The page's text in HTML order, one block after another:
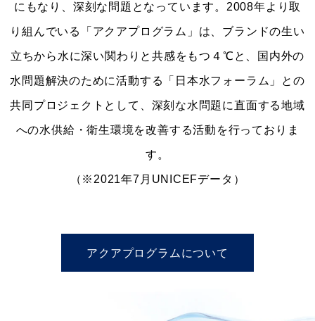
にもなり、深刻な問題となっています。 2008年より取
り組んでいる「アクアプログラム」は、ブランドの生い
立ちから水に深い関わりと共感をもつ４℃と、 国内外の
水問題解決のために活動する「日本水フォーラム」との
共同プロジェクトとして、 深刻な水問題に直面する地域
への水供給・衛生環境を改善する活動を行っておりま
す。
（※2021年7月UNICEFデータ）
アクアプログラムについて